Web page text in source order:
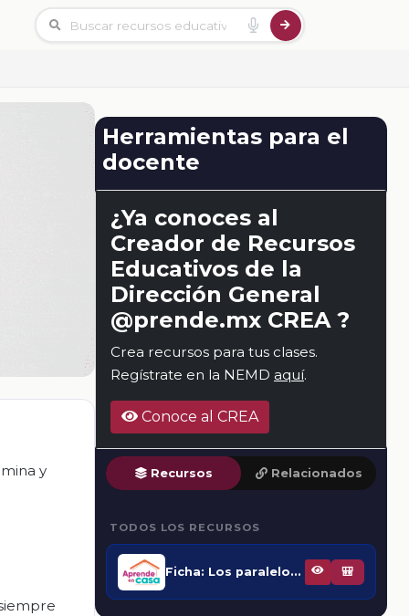
y
Herramientas para el
docente
¿Ya conoces al
Creador de Recursos
Educativos de la
Dirección General
@prende.mx CREA ?
Crea recursos para tus clases.
Regístrate en la NEMD aquí.
Conoce al CREA
Recursos Relacionados
TODOS LOS RECURSOS
Ficha: Los paralelogramos 🎒